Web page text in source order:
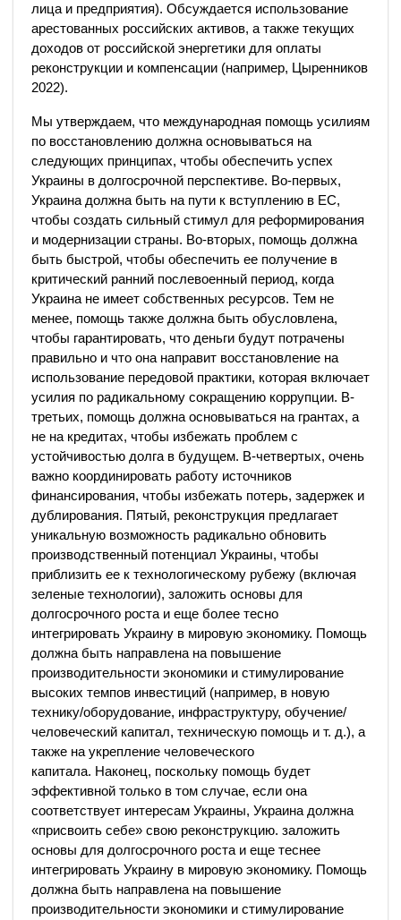
лица и предприятия). Обсуждается использование
арестованных российских активов, а также текущих
доходов от российской энергетики для оплаты
реконструкции и компенсации (например, Цыренников
2022).
Мы утверждаем, что международная помощь усилиям
по восстановлению должна основываться на
следующих принципах, чтобы обеспечить успех
Украины в долгосрочной перспективе. Во-первых,
Украина должна быть на пути к вступлению в ЕС,
чтобы создать сильный стимул для реформирования
и модернизации страны. Во-вторых, помощь должна
быть быстрой, чтобы обеспечить ее получение в
критический ранний послевоенный период, когда
Украина не имеет собственных ресурсов. Тем не
менее, помощь также должна быть обусловлена,
чтобы гарантировать, что деньги будут потрачены
правильно и что она направит восстановление на
использование передовой практики, которая включает
усилия по радикальному сокращению коррупции. В-
третьих, помощь должна основываться на грантах, а
не на кредитах, чтобы избежать проблем с
устойчивостью долга в будущем. В-четвертых, очень
важно координировать работу источников
финансирования, чтобы избежать потерь, задержек и
дублирования. Пятый, реконструкция предлагает
уникальную возможность радикально обновить
производственный потенциал Украины, чтобы
приблизить ее к технологическому рубежу (включая
зеленые технологии), заложить основы для
долгосрочного роста и еще более тесно
интегрировать Украину в мировую экономику. Помощь
должна быть направлена ​​на повышение
производительности экономики и стимулирование
высоких темпов инвестиций (например, в новую
технику/оборудование, инфраструктуру, обучение/
человеческий капитал, техническую помощь и т. д.), а
также на укрепление человеческого
капитала. Наконец, поскольку помощь будет
эффективной только в том случае, если она
соответствует интересам Украины, Украина должна
«присвоить себе» свою реконструкцию. заложить
основы для долгосрочного роста и еще теснее
интегрировать Украину в мировую экономику. Помощь
должна быть направлена ​​на повышение
производительности экономики и стимулирование